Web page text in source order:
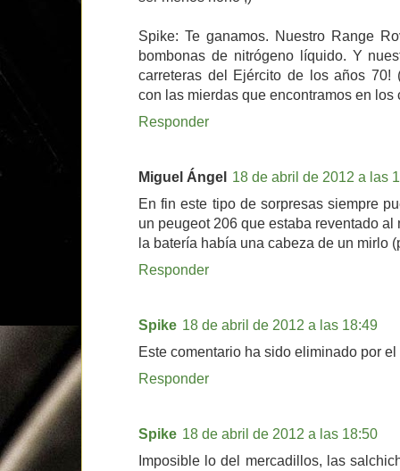
Spike: Te ganamos. Nuestro Range
bombonas de nitrógeno líquido. Y
carreteras del Ejército de los años 70!
con las mierdas que encontramos en los
Responder
Miguel Ángel 18 de abril de 2012 a las
En fin este tipo de sorpresas siempre
un peugeot 206 que estaba reventado
la batería había una cabeza de un mirlo
Responder
Spike 18 de abril de 2012 a las 18:49
Este comentario ha sido eliminado por el
Responder
Spike 18 de abril de 2012 a las 18:50
Imposible lo del mercadillos, las